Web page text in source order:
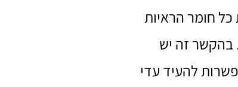
חומר הראיות
בהקשר זה יש
להעיד עדי